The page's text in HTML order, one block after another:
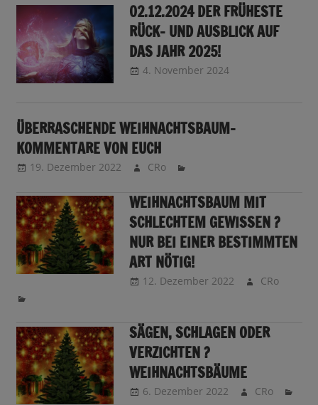
02.12.2024 DER FRÜHESTE
RÜCK- UND AUSBLICK AUF
DAS JAHR 2025!
4. November 2024
ÜBERRASCHENDE WEIHNACHTSBAUM-
KOMMENTARE VON EUCH
19. Dezember 2022 CRo
WEIHNACHTSBAUM MIT
SCHLECHTEM GEWISSEN ?
NUR BEI EINER BESTIMMTEN
ART NÖTIG!
12. Dezember 2022 CRo
SÄGEN, SCHLAGEN ODER
VERZICHTEN ?
WEIHNACHTSBÄUME
6. Dezember 2022 CRo